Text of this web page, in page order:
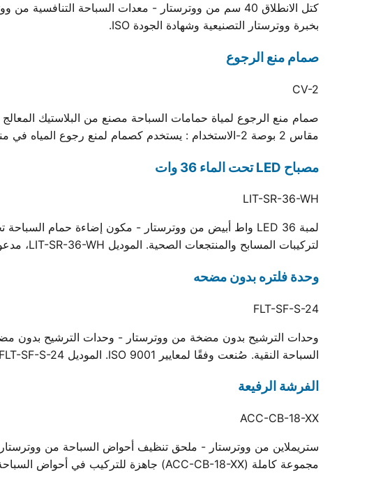
بخبرة ووترستار التصنيعية وشهادة الجودة ISO.
صمام منع الرجوع
CV-2
مقاس 2 بوصة 2-الاستخدام : يستخدم كصمام لمنع رجوع المياه في منظومات حمام السباحة
مصباح LED تحت الماء 36 وات
LIT-SR-36-WH
لتركيبات المسابح والمنتجعات الصحية. الموديل LIT-SR-36-WH، مدعوم بخبرة ووترستار في التصنيع وشهادة الجودة ISO.
وحدة فلتره بدون مضحه
FLT-SF-S-24
وحدات الترشيح بدون مضخة من ووترستار - وحدات الترشيح بدون
السباحة النقية. صُنعت وفقًا لمعايير ISO 9001. الموديل FLT-SF-S-24، مدعوم بخبرة تصنيع Waterstar وشهادة الجودة ISO.
الفرشة الرفيعة
ACC-CB-18-XX
ستريملاين من ووترستار - ملحق تنظيف أحواض السباحة من
مجموعة كاملة (ACC-CB-18-XX) جاهزة للتركيب في أحواض السباحة السكنية والتجارية.